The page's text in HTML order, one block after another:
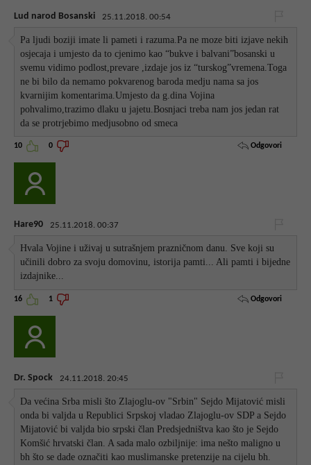
Lud narod Bosanski 25.11.2018. 00:54
Pa ljudi boziji imate li pameti i razuma.Pa ne moze biti izjave nekih
osjecaja i umjesto da to cjenimo kao “bukve i balvani”bosanski u
svemu vidimo podlost,prevare ,izdaje jos iz “turskog”vremena.Toga
ne bi bilo da nemamo pokvarenog baroda medju nama sa jos
kvarnijim komentarima.Umjesto da g.dina Vojina
pohvalimo,trazimo dlaku u jajetu.Bosnjaci treba nam jos jedan rat
da se protrjebimo medjusobno od smeca
10 0 Odgovori
Hare90 25.11.2018. 00:37
Hvala Vojine i uživaj u sutrašnjem prazničnom danu. Sve koji su
učinili dobro za svoju domovinu, istorija pamti... Ali pamti i bijedne
izdajnike...
16 1 Odgovori
Dr. Spock 24.11.2018. 20:45
Da većina Srba misli što Zlajoglu-ov "Srbin" Sejdo Mijatović misli
onda bi valjda u Republici Srpskoj vladao Zlajoglu-ov SDP a Sejdo
Mijatović bi valjda bio srpski član Predsjedništva kao što je Sejdo
Komšić hrvatski član. A sada malo ozbiljnije: ima nešto maligno u
bh što se dade označiti kao muslimanske pretenzije na cijelu bh.